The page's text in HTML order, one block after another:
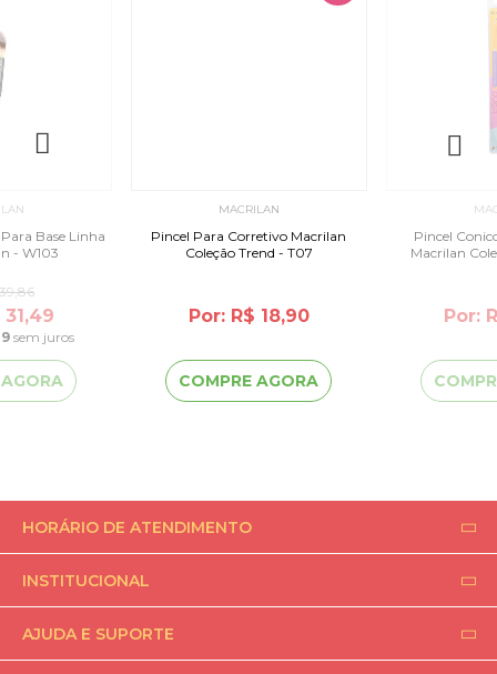
Base Linha
- W103
31,49
sem juros
MACRILAN
Pincel Para Corretivo Macrilan
Coleção Trend - T07
Por: R$ 18,90
COMPRE AGORA
Pincel
Macrilan
Por:
HORÁRIO DE ATENDIMENTO
INSTITUCIONAL
AJUDA E SUPORTE